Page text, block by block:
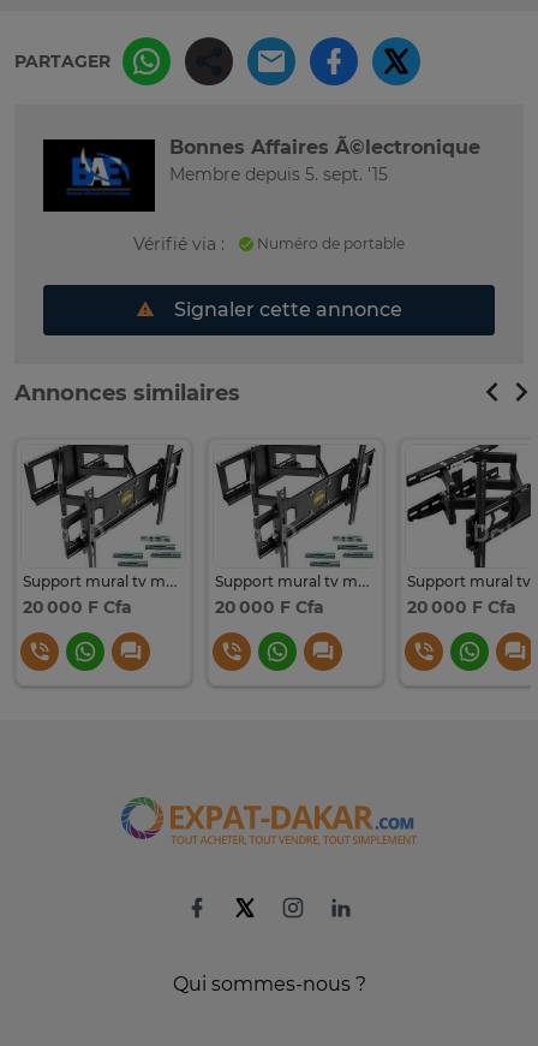
PARTAGER
Bonnes Affaires Ã©lectronique
Membre depuis 5. sept. '15
Vérifié via : Numéro de portable
Signaler cette annonce
Annonces similaires
Support mural tv mobile
20 000 F Cfa
Support mural tv mobile
20 000 F Cfa 20 000 F Cfa
Qui sommes-nous ?